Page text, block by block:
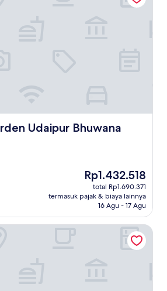
Udaipur Bhuwana
Udaipur Bhuwana
Harga
sekarang
Rp1.432.518
Rp1.432.518
total Rp1.690.371
termasuk pajak & biaya lainnya
16 Agu - 17 Agu
Udaipur